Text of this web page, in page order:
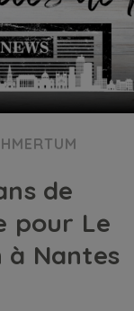
de
pour Le
à Nantes